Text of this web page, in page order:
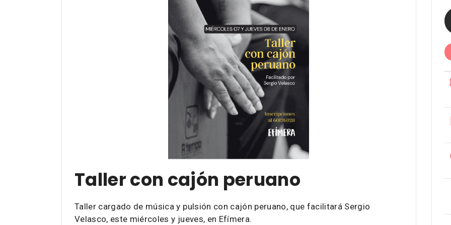
Taller con cajón peruano
Taller cargado de música y pulsión con cajón peruano, que facilitará Sergio
Velasco, este miércoles y jueves, en Efímera.